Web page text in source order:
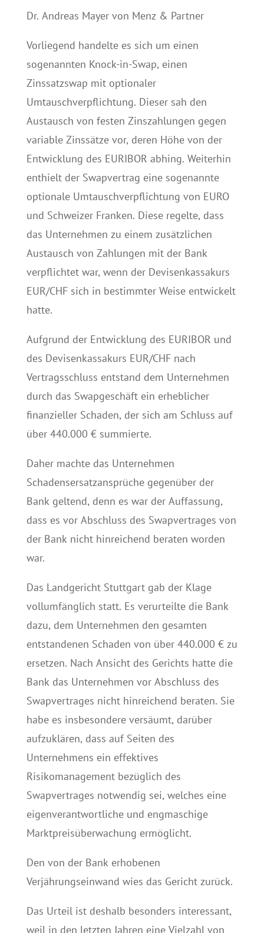
Dr. Andreas Mayer von Menz & Partner
Vorliegend handelte es sich um einen
sogenannten Knock-in-Swap, einen
Zinssatzswap mit optionaler
Umtauschverpflichtung. Dieser sah den
Austausch von festen Zinszahlungen gegen
variable Zinssätze vor, deren Höhe von der
Entwicklung des EURIBOR abhing. Weiterhin
enthielt der Swapvertrag eine sogenannte
optionale Umtauschverpflichtung von EURO
und Schweizer Franken. Diese regelte, dass
das Unternehmen zu einem zusätzlichen
Austausch von Zahlungen mit der Bank
verpflichtet war, wenn der Devisenkassakurs
EUR/CHF sich in bestimmter Weise entwickelt
hatte.
Aufgrund der Entwicklung des EURIBOR und
des Devisenkassakurs EUR/CHF nach
Vertragsschluss entstand dem Unternehmen
durch das Swapgeschäft ein erheblicher
finanzieller Schaden, der sich am Schluss auf
über 440.000 € summierte.
Daher machte das Unternehmen
Schadensersatzansprüche gegenüber der
Bank geltend, denn es war der Auffassung,
dass es vor Abschluss des Swapvertrages von
der Bank nicht hinreichend beraten worden
war.
Das Landgericht Stuttgart gab der Klage
vollumfänglich statt. Es verurteilte die Bank
dazu, dem Unternehmen den gesamten
entstandenen Schaden von über 440.000 € zu
ersetzen. Nach Ansicht des Gerichts hatte die
Bank das Unternehmen vor Abschluss des
Swapvertrages nicht hinreichend beraten. Sie
habe es insbesondere versäumt, darüber
aufzuklären, dass auf Seiten des
Unternehmens ein effektives
Risikomanagement bezüglich des
Swapvertrages notwendig sei, welches eine
eigenverantwortliche und engmaschige
Marktpreisüberwachung ermöglicht.
Den von der Bank erhobenen
Verjährungseinwand wies das Gericht zurück.
Das Urteil ist deshalb besonders interessant,
weil in den letzten Jahren eine Vielzahl von